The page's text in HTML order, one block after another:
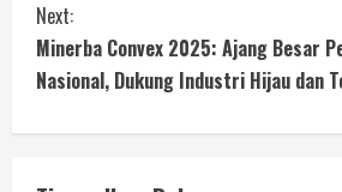
Next:
Minerba Convex 2025: Ajang Besar
Nasional, Dukung Industri Hijau dan